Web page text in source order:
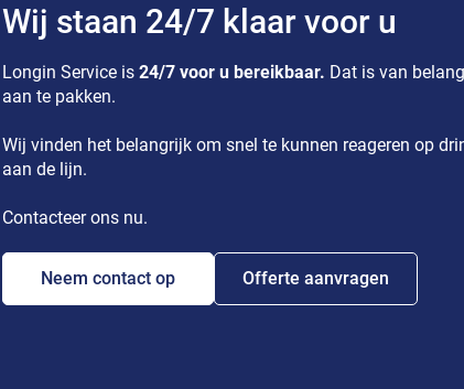
Wij staan 24/7 klaar voor u
Longin Service is24/7 voor u bereikbaar. Dat is van
aan te pakken.
Wij vinden het belangrijk om snel te kunnen reageren op
aan de lijn.
Contacteer ons nu.
Neem contact op Offerte aanvragen